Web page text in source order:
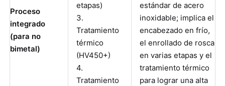
Proceso
integrado
(para no
bimetal)
etapas)
3.
Tratamiento
térmico
(HV450+)
4.
Tratamiento
estándar de acero
inoxidable; implica el
encabezado en frío,
el enrollado de rosca
en varias etapas y el
tratamiento térmico
para lograr una alta